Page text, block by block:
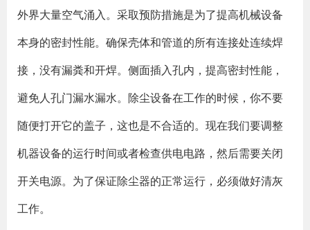
外界大量空气涌入。采取预防措施是为了提高机械设备
本身的密封性能。确保壳体和管道的所有连接处连续焊
接，没有漏粪和开焊。侧面插入孔内，提高密封性能，
避免人孔门漏水漏水。除尘设备在工作的时候，你不要
随便打开它的盖子，这也是不合适的。现在我们要调整
机器设备的运行时间或者检查供电电路，然后需要关闭
开关电源。为了保证除尘器的正常运行，必须做好清灰
工作。